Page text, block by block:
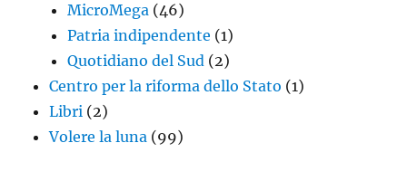
MicroMega (46)
Patria indipendente (1)
Quotidiano del Sud (2)
Centro per la riforma dello Stato (1)
Libri (2)
Volere la luna (99)